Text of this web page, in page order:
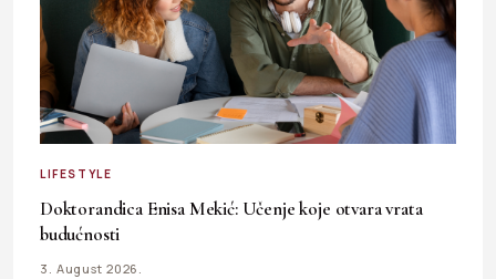
LIFESTYLE
Doktorandica Enisa Mekić: Učenje koje otvara vrata
budućnosti
3. August 2026.